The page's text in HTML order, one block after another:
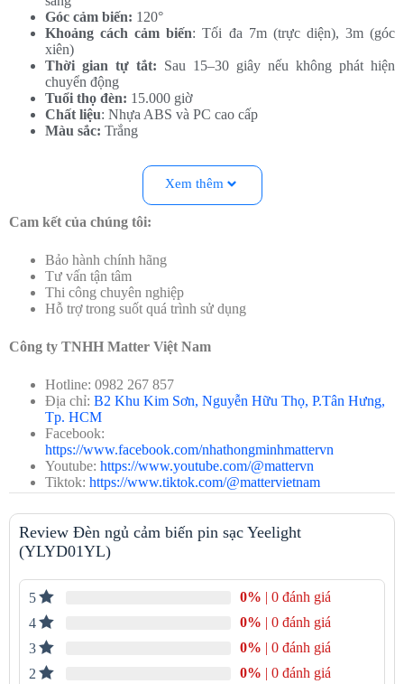
Góc cảm biến: 120°
Khoảng cách cảm biến: Tối đa 7m (trực diện), 3m (góc
xiên)
Thời gian tự tắt: Sau 15–30 giây nếu không phát hiện
chuyển động
Tuổi thọ đèn: 15.000 giờ
Chất liệu: Nhựa ABS và PC cao cấp
Màu sắc: Trắng
Tính năng nổi bật
Tự động bật/tắt thông minh:
Đèn tự động bật khi phát hiện
chuyển động trong môi trường tối và tự tắt sau 15–30 giây
nếu không có chuyển động.
Thiết kế linh hoạt:
Với móc treo và miếng dán từ tính, đèn
có thể dễ dàng gắn lên nhiều bề mặt như tường, tủ quần áo,
Xem thêm
Cam kết của chúng tôi:
Bảo hành chính hãng
Tư vấn tận tâm
Thi công chuyên nghiệp
Hỗ trợ trong suốt quá trình sử dụng
Công ty TNHH Matter Việt Nam
Hotline: 0982 267 857
Địa chỉ: B2 Khu Kim Sơn, Nguyễn Hữu Thọ, P.Tân Hưng,
Tp. HCM
Facebook:
https://www.facebook.com/nhathongminhmattervn
Youtube: https://www.youtube.com/@mattervn
Tiktok: https://www.tiktok.com/@mattervietnam
Review Đèn ngủ cảm biến pin sạc Yeelight
(YLYD01YL)
5 0% | 0 đánh giá
4
0% | 0 đánh giá
3
0% | 0 đánh giá
2
0% | 0 đánh giá